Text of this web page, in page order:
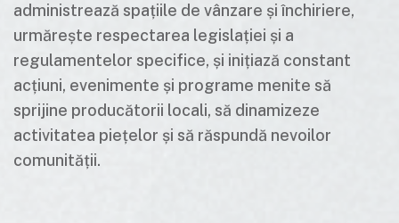
administrează spațiile de vânzare și închiriere,
urmărește respectarea legislației și a
regulamentelor specifice, și inițiază constant
acțiuni, evenimente și programe menite să
sprijine producătorii locali, să dinamizeze
activitatea piețelor și să răspundă nevoilor
comunității.